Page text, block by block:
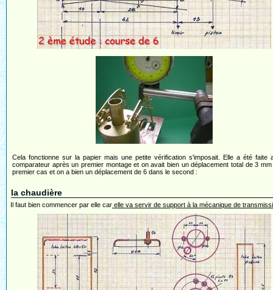
Cela fonctionne sur la papier mais une petite vérification s'imposait. Elle a été faite
comparateur après un premier montage et on avait bien un déplacement total de 3
premier cas et on a bien un déplacement de 6 dans le second :
la chaudière
Il faut bien commencer par elle car elle va servir de support à la mécanique de